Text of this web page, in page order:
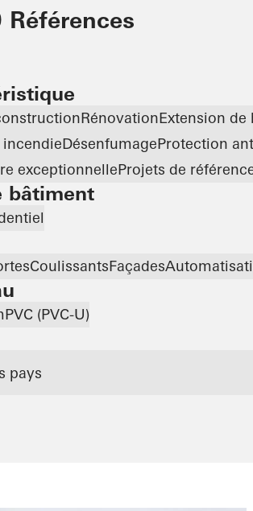
Références
RénovationExtension de
DésenfumageProtection
exceptionnelleProjets de
bâtiment
CoulissantsFaçades
PVC (PVC-U)